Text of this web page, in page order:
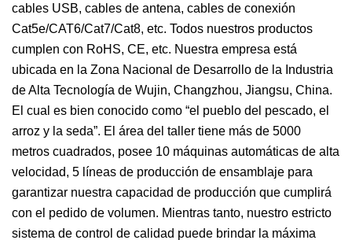
cables USB, cables de antena, cables de conexión
Cat5e/CAT6/Cat7/Cat8, etc. Todos nuestros productos
cumplen con RoHS, CE, etc. Nuestra empresa está
ubicada en la Zona Nacional de Desarrollo de la Industria
de Alta Tecnología de Wujin, Changzhou, Jiangsu, China.
El cual es bien conocido como “el pueblo del pescado, el
arroz y la seda”. El área del taller tiene más de 5000
metros cuadrados, posee 10 máquinas automáticas de alta
velocidad, 5 líneas de producción de ensamblaje para
garantizar nuestra capacidad de producción que cumplirá
con el pedido de volumen. Mientras tanto, nuestro estricto
sistema de control de calidad puede brindar la máxima